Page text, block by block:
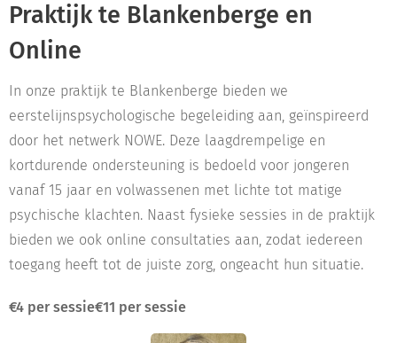
Praktijk te Blankenberge en
Online
In onze praktijk te Blankenberge bieden we
eerstelijnspsychologische begeleiding aan, geïnspireerd
door het netwerk NOWE. Deze laagdrempelige en
kortdurende ondersteuning is bedoeld voor jongeren
vanaf 15 jaar en volwassenen met lichte tot matige
psychische klachten. Naast fysieke sessies in de praktijk
bieden we ook online consultaties aan, zodat iedereen
toegang heeft tot de juiste zorg, ongeacht hun situatie.
€4 per sessie€11 per sessie